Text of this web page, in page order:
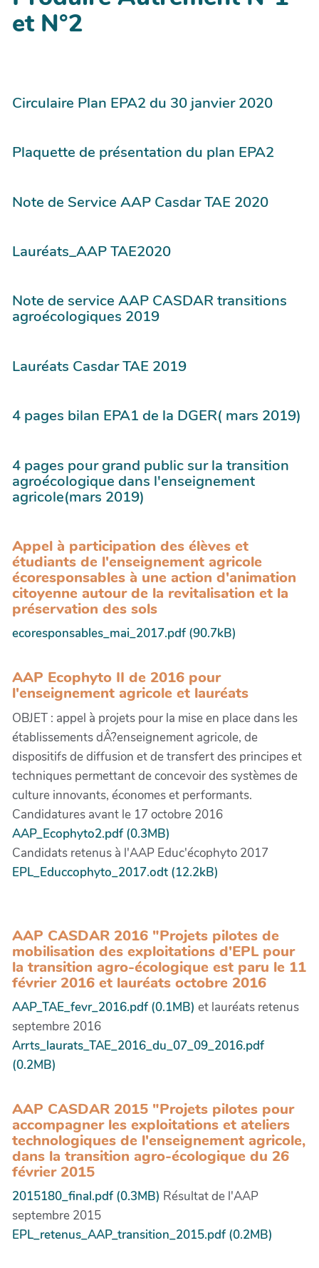
et N°2
Circulaire Plan EPA2 du 30 janvier 2020
Plaquette de présentation du plan EPA2
Note de Service AAP Casdar TAE 2020
Lauréats_AAP TAE2020
Note de service AAP CASDAR transitions
agroécologiques 2019
Lauréats Casdar TAE 2019
4 pages bilan EPA1 de la DGER( mars 2019)
4 pages pour grand public sur la transition
agroécologique dans l'enseignement
agricole(mars 2019)
Appel à participation des élèves et
étudiants de l'enseignement agricole
écoresponsables à une action d'animation
citoyenne autour de la revitalisation et la
préservation des sols
ecoresponsables_mai_2017.pdf (90.7kB)
AAP Ecophyto II de 2016 pour
l'enseignement agricole et lauréats
OBJET : appel à projets pour la mise en place dans les
établissements dÂ?enseignement agricole, de
dispositifs de diffusion et de transfert des principes et
techniques permettant de concevoir des systèmes de
culture innovants, économes et performants.
Candidatures avant le 17 octobre 2016
AAP_Ecophyto2.pdf (0.3MB)
Candidats retenus à l'AAP Educ'écophyto 2017
EPL_Educcophyto_2017.odt (12.2kB)
AAP CASDAR 2016 "Projets pilotes de
mobilisation des exploitations d'EPL pour
la transition agro-écologique est paru le 11
février 2016 et lauréats octobre 2016
AAP_TAE_fevr_2016.pdf (0.1MB) et lauréats retenus
septembre 2016
Arrts_laurats_TAE_2016_du_07_09_2016.pdf
(0.2MB)
AAP CASDAR 2015 "Projets pilotes pour
accompagner les exploitations et ateliers
technologiques de l'enseignement agricole,
dans la transition agro-écologique du 26
février 2015
2015180_final.pdf (0.3MB) Résultat de l'AAP
septembre 2015
EPL_retenus_AAP_transition_2015.pdf (0.2MB)